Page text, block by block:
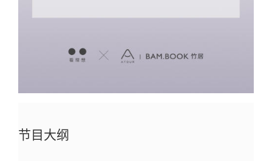
节目大纲